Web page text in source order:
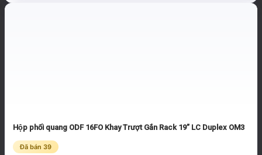
Hộp phối quang ODF 16FO Khay Trượt Gắn Rack 19” LC Duplex OM3
Đã bán 39